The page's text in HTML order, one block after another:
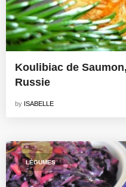
Koulibiac de
Russie
by ISABELLE
LÉGUMES